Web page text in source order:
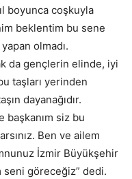
boyunca coşkuyla
beklentim bu sene
olmadı.
da gençlerin elinde, iyi
taşları yerinden
dayanağıdır.
başkanım siz bu
Ben ve ailem
İzmir Büyükşehir
seni göreceğiz” dedi.